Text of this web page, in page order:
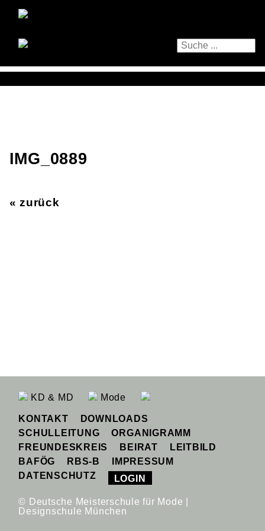
IMG_0889
« zurück
KD & MD Mode
KONTAKT
DOWNLOADS
SCHULLEITUNG
ORGANIGRAMM
FREUNDESKREIS
BEIRAT
LEITBILD
BAFÖG
RBS-B
IMPRESSUM
DATENSCHUTZ
LOGIN
© Deutsche Meisterschule für Mode |
Designschule München